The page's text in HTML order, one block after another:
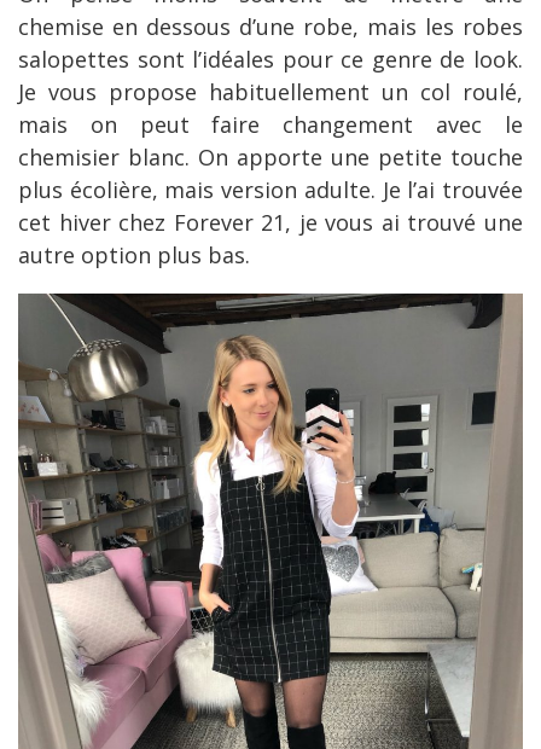
chemise en dessous d’une robe, mais les robes
salopettes sont l’idéales pour ce genre de look.
Je vous propose habituellement un col roulé,
mais on peut faire changement avec le
chemisier blanc. On apporte une petite touche
plus écolière, mais version adulte. Je l’ai trouvée
cet hiver chez Forever 21, je vous ai trouvé une
autre option plus bas.